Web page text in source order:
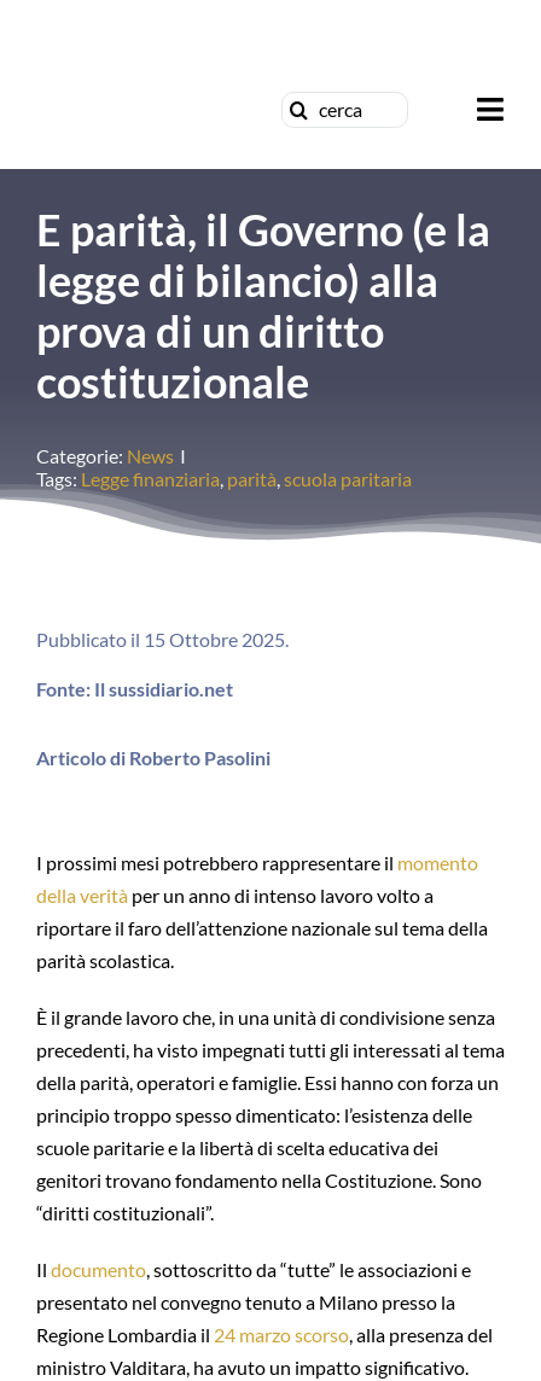
Cerca
Contattaci
E parità, il Governo (e la
legge di bilancio) alla
prova di un diritto
costituzionale
Categorie: News I
Tags: Legge finanziaria, parità,scuola paritaria
Pubblicato il 15 Ottobre 2025.
Fonte: Il sussidiario.net
Articolo di Roberto Pasolini
I prossimi mesi potrebbero rappresentare il momento
della veritàper un anno di intenso lavoro volto a
riportare il faro dell’attenzione nazionale sul tema della
parità scolastica.
È il grande lavoro che, in una unità di condivisione senza
precedenti, ha visto impegnati tutti gli interessati al tema
della parità, operatori e famiglie. Essi hanno con forza un
principio troppo spesso dimenticato: l’esistenza delle
scuole paritarie e la libertà di scelta educativa dei
genitori trovano fondamento nella Costituzione. Sono
“diritti costituzionali”.
Il documento, sottoscritto da “tutte” le associazioni e
presentato nel convegno tenuto a Milano presso la
Regione Lombardia il 24 marzo scorso, alla presenza del
ministro Valditara, ha avuto un impatto significativo.